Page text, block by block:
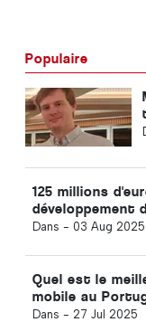
Populaire
125 millions
développement
Dans - 03 Aug 2025
Quel est le
mobile au
Dans - 27 Jul 2025